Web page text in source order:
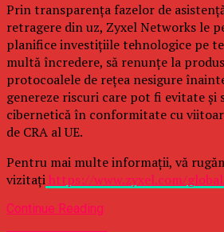
Prin transparența fazelor de
retragere din uz, Zyxel Networks le
planifice investițiile tehnologice pe
multă încredere, să renunțe la
protocoalele de rețea nesigure
genereze riscuri care pot fi evitate și
cibernetică în conformitate cu
de CRA al UE.
Pentru mai multe informații, vă
vizitațihttps://www.zyxel.com/
Continue Reading